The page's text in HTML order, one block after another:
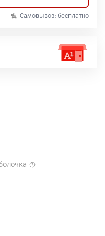
Самовывоз: бесплатно